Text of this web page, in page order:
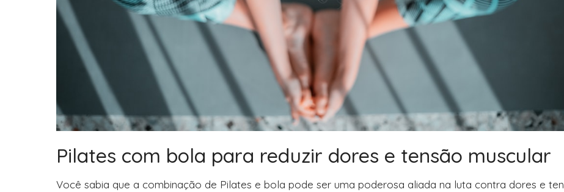
Pilates com bola para reduzir dores e tensão muscular
Você sabia que a combinação de Pilates e bola pode ser uma poderosa aliada na luta contra dores e